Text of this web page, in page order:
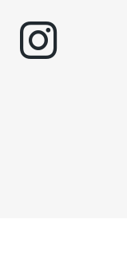
instagram